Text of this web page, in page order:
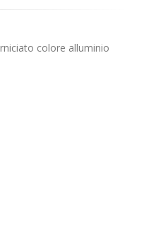
colore alluminio